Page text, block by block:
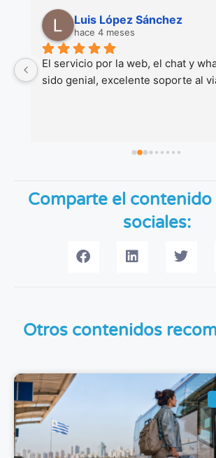
Luis López Sánchez
hace 4 meses
El servicio por la web, el chat y
sido genial, excelente soporte al
Comparte el contenido
sociales:
Otros contenidos